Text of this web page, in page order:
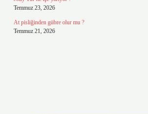
Temmuz 23, 2026
At pisliğinden gübre olur mu ?
Temmuz 21, 2026